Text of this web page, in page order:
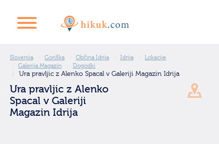
Slovenija Goriška Občina Idrija Idrija
Lokacije
Galerija Magazin
Dogodki
Ura pravljic z Alenko Spacal v Galeriji Magazin Idrija
Ura pravljic z Alenko
Spacal v Galeriji
Magazin Idrija